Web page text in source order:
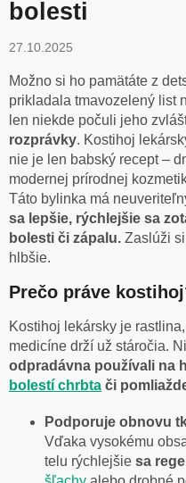
bolesti
27.10.2025
Možno si ho pamätáte z
prikladala tmavozelený list
len niekde počuli jeho
rozprávky. Kostihoj
nie je len babský recept –
modernej prírodnej
Táto bylinka má
sa lepšie, rýchlejšie sa
bolesti či zápalu. Zaslúži
hlbšie.
Prečo práve
Kostihoj lekársky je
medicíne drží už stáročia.
odpradávna používali na
bolestí chrbta či
Podporuje obnovu
Vďaka vysokému
telu rýchlejšie sa